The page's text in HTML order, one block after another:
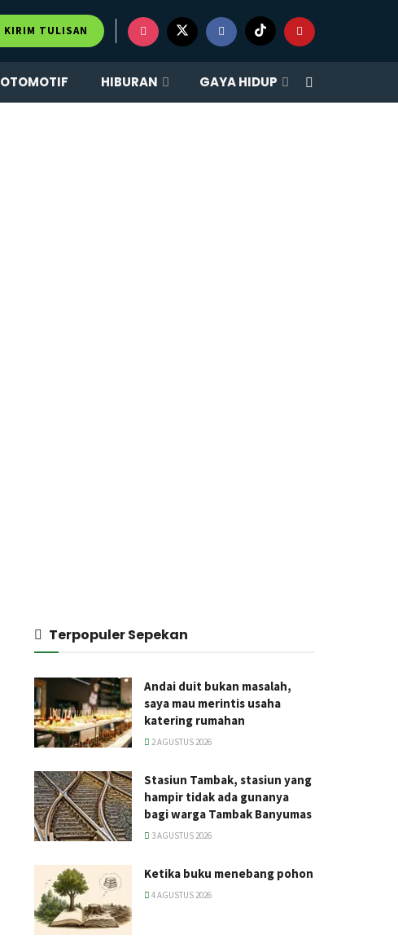
KIRIM TULISAN
OTOMOTIF HIBURAN GAYA HIDUP
Terpopuler Sepekan
Andai duit bukan masalah,
saya mau merintis usaha
katering rumahan
2 AGUSTUS 2026
Stasiun Tambak, stasiun yang
hampir tidak ada gunanya
bagi warga Tambak Banyumas
3 AGUSTUS 2026
Ketika buku menebang pohon
4 AGUSTUS 2026